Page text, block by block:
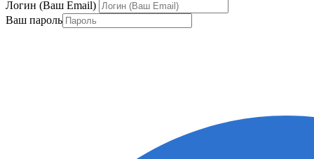
Логин (Ваш Email)
Ваш пароль